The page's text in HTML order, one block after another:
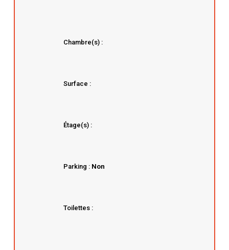
Chambre(s) :
Surface :
Étage(s) :
Parking : Non
Toilettes :